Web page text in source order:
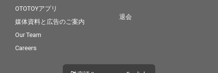
OTOTOYアプリ
媒体資料と広告のご案内
Our Team
Careers
退会